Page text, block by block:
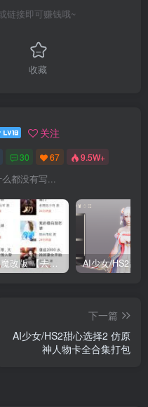
链接即可赚钱哦~
收藏
关注
30 67 9.5W+
都没有写...
笔趣阁 魔改版 【去广告免费小说】
下一篇
AI少女/HS2甜心选择2 仿原
神人物卡全合集打包